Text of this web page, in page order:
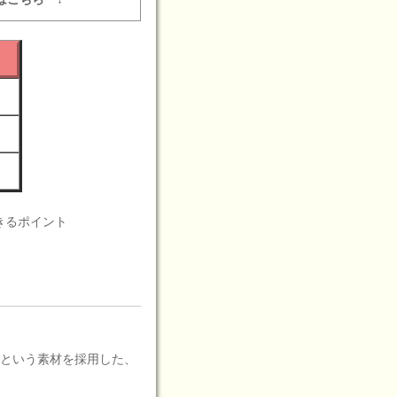
ポイント
いう素材を採用した、